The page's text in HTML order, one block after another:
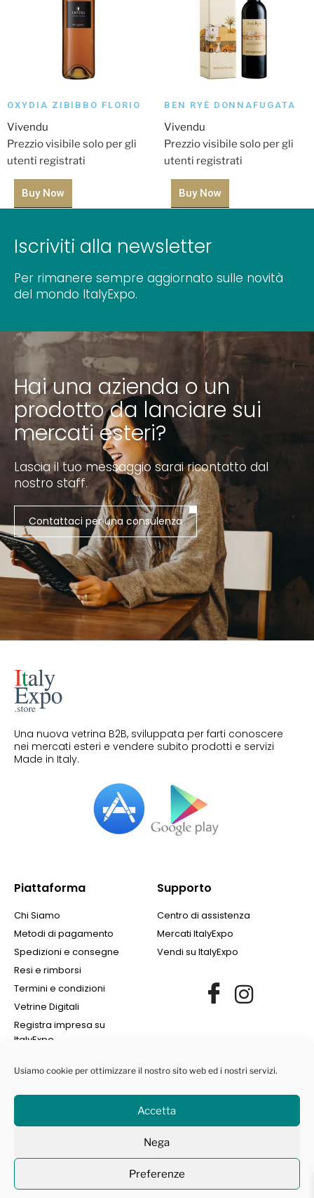
Usiamo cookie per ottimizzare il nostro sito web ed i nostri servizi.
Accetta
Nega
Preferenze
OXYDIA ZIBIBBO FLORIO
Vivendu
Prezzio visibile solo per gli
utenti registrati
Buy Now
BEN RYÈ DONNAFUGATA
Vivendu
Prezzio visibile solo per gli
utenti registrati
Buy Now
Iscriviti alla newsletter
Per rimanere sempre aggiornato sulle novità
del mondo ItalyExpo.
Hai una azienda o un
prodotto da lanciare sui
mercati esteri?
Lascia il tuo messaggio sarai ricontatto dal
nostro staff.
Contattaci per una consulenza
Una nuova vetrina B2B, sviluppata per farti conoscere
nei mercati esteri e vendere subito prodotti e servizi
Made in Italy.
Piattaforma
Chi Siamo
Metodi di pagamento
Spedizioni e consegne
Resi e rimborsi
Termini e condizioni
Vetrine Digitali
Registra impresa su
ItalyExpo
Supporto
Centro di assistenza
Mercati ItalyExpo
Vendi su ItalyExpo
©2022 Finance Group Albania SH.PK. | All Rights Reserved | NIPT
L72405008I | Marchi protetti ® -Privacy Policy
Contattaci